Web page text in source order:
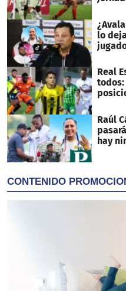
lo
Real
Raúl
hay